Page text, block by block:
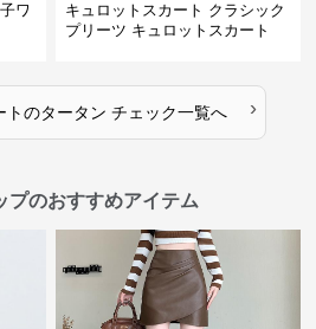
ワ
キュロットスカート クラシック
プリーツ キュロットスカート
トのタータン チェック一覧へ ›
プのおすすめアイテム